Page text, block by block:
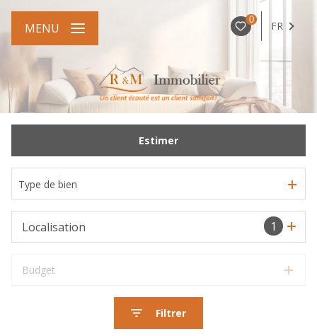
0 FR
MENU
Estimer
Type de bien
1
Localisation
Budget
Filtrer